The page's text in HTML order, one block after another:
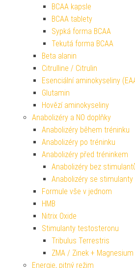
BCAA kapsle
BCAA tablety
Sypká forma BCAA
Tekutá forma BCAA
Beta alanin
Citrulline / Citrulin
Esenciální aminokyseliny
Glutamin
Hovězí aminokyseliny
Anabolizéry a NO doplňky
Anabolizéry během tréninku
Anabolizéry po tréninku
Anabolizéry před tréninkem
Anabolizéry bez
Anabolizéry se stimulanty
Formule vše v jednom
HMB
Nitrix Oxide
Stimulanty testosteronu
Tribulus Terrestris
ZMA / Zinek +
Energie, pitný režim